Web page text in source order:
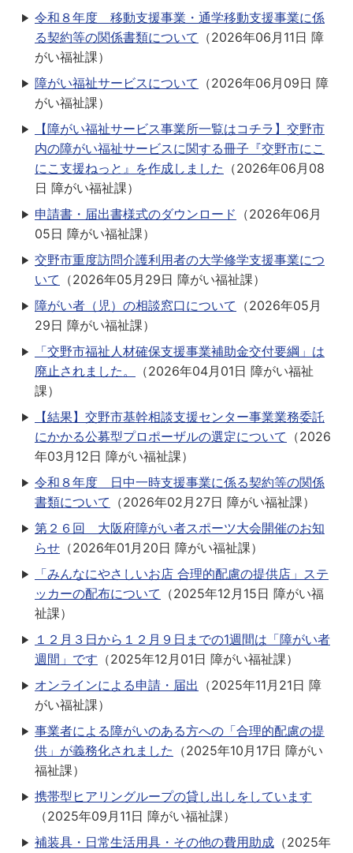
令和８年度 移動支援事業・通学移動支援事業に係
る契約等の関係書類について （2026年06月11日 障
がい福祉課）
障がい福祉サービスについて （2026年06月09日 障
がい福祉課）
【障がい福祉サービス事業所一覧はコチラ】交野市
内の障がい福祉サービスに関する冊子『交野市にこ
にこ支援ねっと』を作成しました （2026年06月08
日 障がい福祉課）
申請書・届出書様式のダウンロード （2026年06月
05日 障がい福祉課）
交野市重度訪問介護利用者の大学修学支援事業につ
いて （2026年05月29日 障がい福祉課）
障がい者（児）の相談窓口について （2026年05月
29日 障がい福祉課）
「交野市福祉人材確保支援事業補助金交付要綱」は
廃止されました。
（2026年04月01日 障がい福祉
課）
【結果】交野市基幹相談支援センター事業業務委託
にかかる公募型プロポーザルの選定について （2026
年03月12日 障がい福祉課）
令和８年度 日中一時支援事業に係る契約等の関係
書類について （2026年02月27日 障がい福祉課）
第２６回 大阪府障がい者スポーツ大会開催のお知
らせ （2026年01月20日 障がい福祉課）
「みんなにやさしいお店 合理的配慮の提供店」ステ
ッカーの配布について （2025年12月15日 障がい福
祉課）
１２月３日から１２月９日までの1週間は「障がい者
週間」です （2025年12月01日 障がい福祉課）
オンラインによる申請・届出 （2025年11月21日 障
がい福祉課）
事業者による障がいのある方への「合理的配慮の提
供」が義務化されました （2025年10月17日 障がい
福祉課）
携帯型ヒアリングループの貸し出しをしています
（2025年09月11日 障がい福祉課）
補装具・日常生活用具・その他の費用助成 （2025年